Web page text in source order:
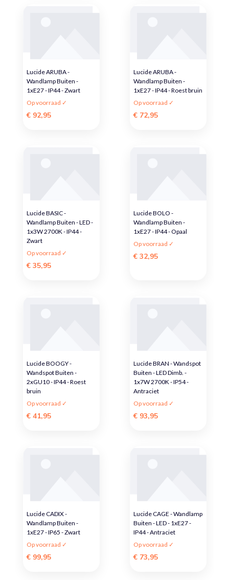
Lucide ARUBA -
Wandlamp Buiten -
1xE27 - IP44 - Zwart
Op voorraad ✓
€ 92,95
Lucide ARUBA -
Wandlamp Buiten -
1xE27 - IP44 - Roest bruin
Op voorraad ✓
€ 72,95
Lucide BASIC -
Wandlamp Buiten - LED -
1x3W 2700K - IP44 -
Zwart
Op voorraad ✓
€ 35,95
Lucide BOLO -
Wandlamp Buiten -
1xE27 - IP44 - Opaal
Op voorraad ✓
€ 32,95
Lucide BOOGY -
Wandspot Buiten -
2xGU10 - IP44 - Roest
bruin
Op voorraad ✓
€ 41,95
Lucide BRAN - Wandspot
Buiten - LED Dimb. -
1x7W 2700K - IP54 -
Antraciet
Op voorraad ✓
€ 93,95
Lucide CADIX -
Wandlamp Buiten -
1xE27 - IP65 - Zwart
Op voorraad ✓
€ 99,95
Lucide CAGE - Wandlamp
Buiten - LED - 1xE27 -
IP44 - Antraciet
Op voorraad ✓
€ 73,95